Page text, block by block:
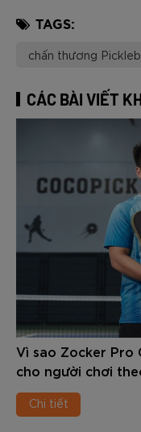
TAGS:
chấn thương
CÁC BÀI VIẾT
Vì sao Zocker Pro
cho người chơi
Chi tiết